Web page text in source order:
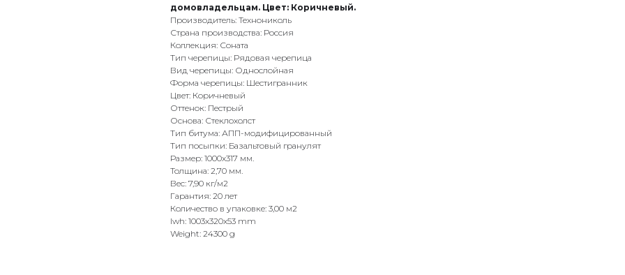
домовладельцам. Цвет: Коричневый.
Производитель: Технониколь
Страна производства: Россия
Коллекция: Соната
Тип черепицы: Рядовая черепица
Вид черепицы: Однослойная
Форма черепицы: Шестигранник
Цвет: Коричневый
Оттенок: Пестрый
Основа: Стеклохолст
Тип битума: АПП-модифицированный
Тип посыпки: Базальтовый гранулят
Размер: 1000x317 мм.
Толщина: 2,70 мм.
Вес: 7,90 кг/м2
Гарантия: 20 лет
Количество в упаковке: 3,00 м2
lwh: 1003x320x53 mm
Weight: 24300 g